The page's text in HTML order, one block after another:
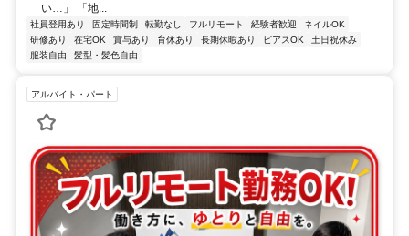
い…」 「地...
社員登用あり 固定時間制 転勤なし フルリモート 経験者歓迎
ネイルOK
研修あり
在宅OK 賞与あり 育休あり 長期休暇あり ピアスOK
土日祝休み
服装自由
髪型・髪色自由
アルバイト・パート